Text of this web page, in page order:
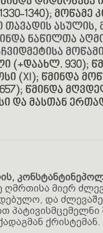
1340); მოწამე
თავადის
ნაწილთა
(+დაახლ. 930);
(XI); წმინდა
; წმინდა
და მასთან
ღმრთისა მიერ
და
პატივისმცემელნი
ქრისტემან.